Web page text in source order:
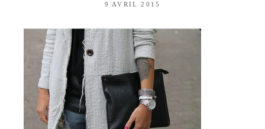
9 AVRIL 2015